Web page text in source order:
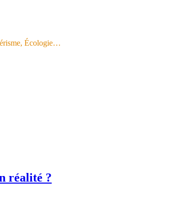
Écologie…
réalité ?